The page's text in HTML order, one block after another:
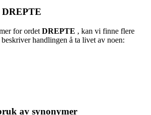
DREPTE
for ordet DREPTE , kan vi finne flere
handlingen å ta livet av noen:
av synonymer